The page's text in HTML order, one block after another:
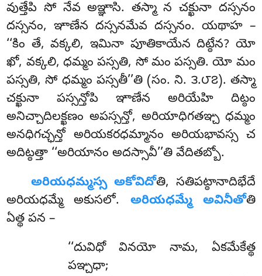
వుత్తేపి సో నేవ అఞ్ఞాసి. తస్మా న చక్ఖునా దస్సనం
దస్సనం, ఞాణేన దస్సనమేవ దస్సనం. యథాహ –
‘‘కిం తే, వక్కలి, ఇమినా పూతికాయేన దిట్ఠేన? యో
ఖో, వక్కలి, ధమ్మం పస్సతి, సో మం పస్సతి. యో మం
పస్సతి, సో ధమ్మం పస్సతీ’’తి (సం. ని. ౩.౮౭). తస్మా
చక్ఖునా పస్సన్తోపి ఞాణేన అరియేహి దిట్ఠం
అనిచ్చాదిలక్ఖణం అపస్సన్తో, అరియాధిగతఞ్చ ధమ్మం
అనధిగచ్ఛన్తో అరియకరధమ్మానం అరియభావస్స చ
అదిట్ఠత్తా ‘‘అరియానం అదస్సావీ’’తి వేదితబ్బో.
అరియధమ్మస్స అకోవిదోతి, సతిపట్ఠానాదిభేదే
అరియధమ్మే అకుసలో. అరియధమ్మే అవినీతోతి
ఏత్థ పన –
‘‘దువిధో వినయో నామ, ఏకమేకేత్థ
పఞ్చధా;